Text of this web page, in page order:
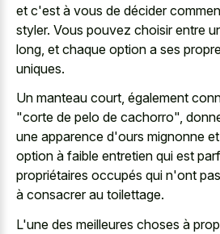
et c'est à vous de décider
styler. Vous pouvez choisir entre
long, et chaque option a ses
uniques.
Un manteau court, également
"corte de pelo de cachorro",
une apparence d'ours mignonne
option à faible entretien qui est
propriétaires occupés qui n'ont
à consacrer au toilettage.
L'une des meilleures choses à